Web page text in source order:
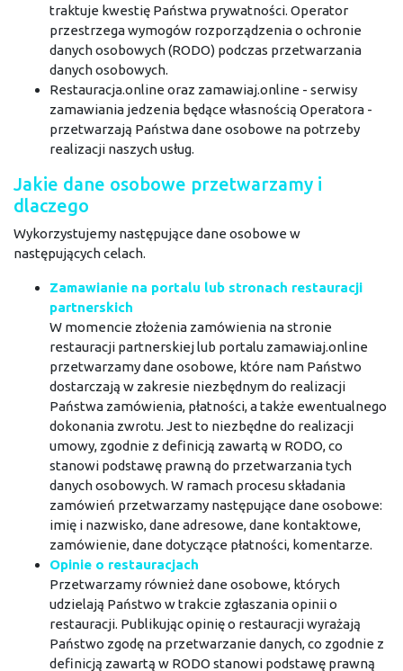
traktuje kwestię Państwa prywatności. Operator
przestrzega wymogów rozporządzenia o ochronie
danych osobowych (RODO) podczas przetwarzania
danych osobowych.
Restauracja.online oraz zamawiaj.online - serwisy
zamawiania jedzenia będące własnością Operatora -
przetwarzają Państwa dane osobowe na potrzeby
realizacji naszych usług.
Jakie dane osobowe przetwarzamy i
dlaczego
Wykorzystujemy następujące dane osobowe w
następujących celach.
Zamawianie na portalu lub stronach restauracji
partnerskich
W momencie złożenia zamówienia na stronie
restauracji partnerskiej lub portalu zamawiaj.online
przetwarzamy dane osobowe, które nam Państwo
dostarczają w zakresie niezbędnym do realizacji
Państwa zamówienia, płatności, a także ewentualnego
dokonania zwrotu. Jest to niezbędne do realizacji
umowy, zgodnie z definicją zawartą w RODO, co
stanowi podstawę prawną do przetwarzania tych
danych osobowych. W ramach procesu składania
zamówień przetwarzamy następujące dane osobowe:
imię i nazwisko, dane adresowe, dane kontaktowe,
zamówienie, dane dotyczące płatności, komentarze.
Opinie o restauracjach
Przetwarzamy również dane osobowe, których
udzielają Państwo w trakcie zgłaszania opinii o
restauracji. Publikując opinię o restauracji wyrażają
Państwo zgodę na przetwarzanie danych, co zgodnie z
definicją zawartą w RODO stanowi podstawę prawną